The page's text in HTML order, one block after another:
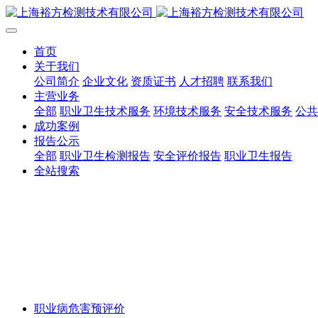
首页
关于我们
公司简介 企业文化 资质证书 人才招聘 联系我们
主营业务
全部 职业卫生技术服务 环境技术服务 安全技术服务 公
成功案例
报告公示
全部 职业卫生检测报告 安全评价报告 职业卫生报告
全站搜索
职业病危害预评价